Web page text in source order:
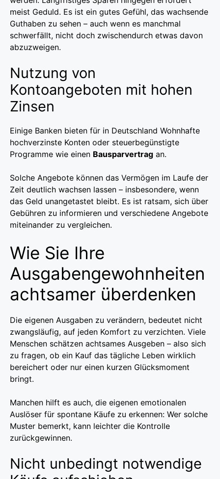
meist Geduld. Es ist ein gutes Gefühl, das wachsende
Guthaben zu sehen – auch wenn es manchmal
schwerfällt, nicht doch zwischendurch etwas davon
abzuzweigen.
Nutzung von
Kontoangeboten mit hohen
Zinsen
Einige Banken bieten für in Deutschland Wohnhafte
hochverzinste Konten oder steuerbegünstigte
Programme wie einen Bausparvertrag an.
Solche Angebote können das Vermögen im Laufe der
Zeit deutlich wachsen lassen – insbesondere, wenn
das Geld unangetastet bleibt. Es ist ratsam, sich über
Gebühren zu informieren und verschiedene Angebote
miteinander zu vergleichen.
Wie Sie Ihre
Ausgabengewohnheiten
achtsamer überdenken
Die eigenen Ausgaben zu verändern, bedeutet nicht
zwangsläufig, auf jeden Komfort zu verzichten. Viele
Menschen schätzen achtsames Ausgeben – also sich
zu fragen, ob ein Kauf das tägliche Leben wirklich
bereichert oder nur einen kurzen Glücksmoment
bringt.
Manchen hilft es auch, die eigenen emotionalen
Auslöser für spontane Käufe zu erkennen: Wer solche
Muster bemerkt, kann leichter die Kontrolle
zurückgewinnen.
Nicht unbedingt notwendige